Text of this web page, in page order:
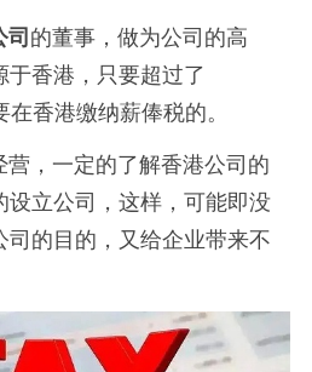
的董事，做为公司的高
于香港，只要超过了
香港缴纳薪俸税的。
营，一定的了解香港公司的
设立公司，这样，可能即没
司的目的，又给企业带来不